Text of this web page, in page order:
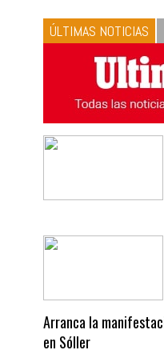
ÚLTIMAS NOTICIAS